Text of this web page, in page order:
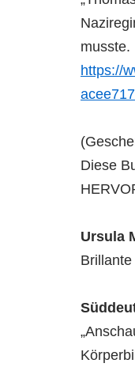
https://
Diese
Ursula